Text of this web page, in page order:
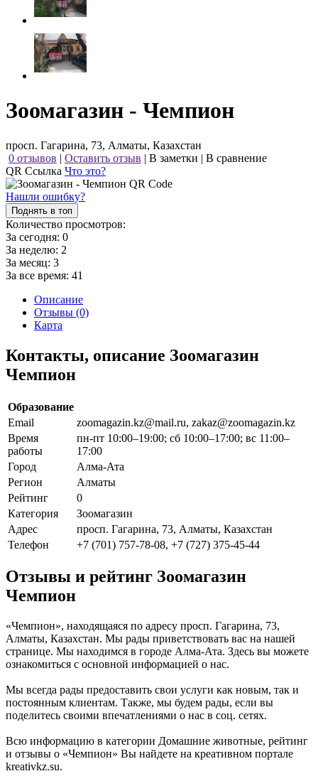
Зоомагазин - Чемпион
просп. Гагарина, 73, Алматы, Казахстан
0 отзывов | Оставить отзыв | В заметки | В сравнение
QR Ссылка Что это?
Нашли ошибку?
Поднять в топ
Количество просмотров:
За сегодня: 0
За неделю: 2
За месяц: 3
За все время: 41
Описание
Отзывы (0)
Карта
Контакты, описание Зоомагазин
Чемпион
Образование
Email
zoomagazin.kz@mail.ru, zakaz@zoomagazin.kz
Время
работы
пн-пт 10:00–19:00; сб 10:00–17:00; вс 11:00–
17:00
Город
Алма-Ата
Регион
Алматы
Рейтинг
0
Категория
Зоомагазин
Адрес
просп. Гагарина, 73, Алматы, Казахстан
Телефон
+7 (701) 757-78-08, +7 (727) 375-45-44
Отзывы и рейтинг Зоомагазин
Чемпион
«Чемпион», находящаяся по адресу просп. Гагарина, 73,
Алматы, Казахстан. Мы рады приветствовать вас на нашей
странице. Мы находимся в городе Алма-Ата. Здесь вы можете
ознакомиться с основной информацией о нас.
Мы всегда рады предоставить свои услуги как новым, так и
постоянным клиентам. Также, мы будем рады, если вы
поделитесь своими впечатлениями о нас в соц. сетях.
Всю информацию в категории Домашние животные, рейтинг
и отзывы о «Чемпион» Вы найдете на креативном портале
kreativkz.su.